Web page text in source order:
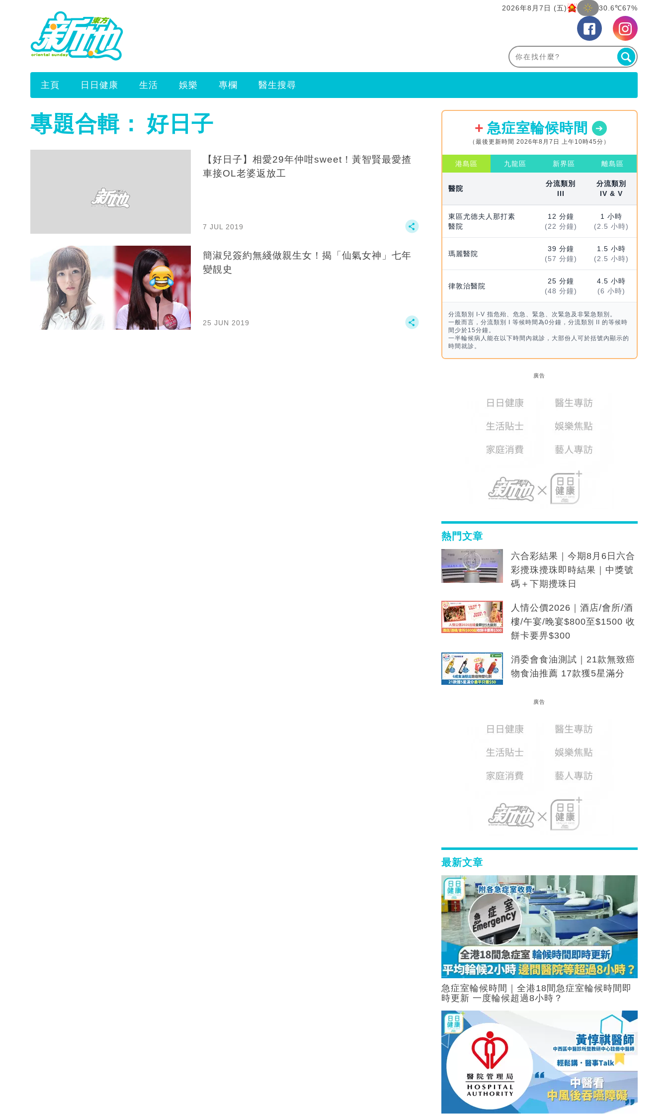
2026年8月7日 (五) 30.6℃67%
主頁 日日健康 生活 娛樂 專欄 醫生搜尋
專題合輯： 好日子
【好日子】相愛29年仲咁sweet！黃智賢最愛揸
車接OL老婆返放工
7 JUL 2019
簡淑兒簽約無綫做親生女！揭「仙氣女神」七年
變靚史
25 JUN 2019
急症室輪候時間
（最後更新時間 2026年8月7日 上午10時45分）
港島區 九龍區 新界區 離島區
醫院
分流類別
III
分流類別
IV & V
東區尤德夫人那打素
醫院
12 分鐘
(22 分鐘)
1 小時
(2.5 小時)
瑪麗醫院
39 分鐘
(57 分鐘)
1.5 小時
(2.5 小時)
律敦治醫院
25 分鐘
(48 分鐘)
4.5 小時
(6 小時)
分流類別 I-V 指危殆、危急、緊急、次緊急及非緊急類別。
一般而言，分流類別 I 等候時間為0分鐘，分流類別 II 的等候時
間少於15分鐘。
一半輪候病人能在以下時間內就診，大部份人可於括號內顯示的
時間就診。
廣告
熱門文章
六合彩結果｜今期8月6日六合
彩攪珠攪珠即時結果｜中獎號
碼＋下期攪珠日
人情公價2026｜酒店/會所/酒
樓/午宴/晚宴$800至$1500 收
餅卡要畀$300
消委會食油測試｜21款無致癌
物食油推薦 17款獲5星滿分
廣告
最新文章
急症室輪候時間｜全港18間急症室輪候時間即
時更新 一度輪候超過8小時？